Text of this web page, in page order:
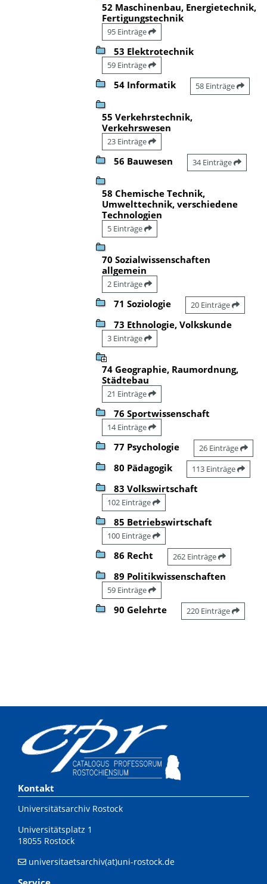
52 Maschinenbau, Energietechnik,
Fertigungstechnik
95 Einträge
53 Elektrotechnik
59 Einträge
54 Informatik 58 Einträge
55 Verkehrstechnik,
Verkehrswesen
23 Einträge
56 Bauwesen 34 Einträge
58 Chemische Technik,
Umwelttechnik, verschiedene
Technologien
5 Einträge
70 Sozialwissenschaften
allgemein
2 Einträge
71 Soziologie 20 Einträge
73 Ethnologie, Volkskunde
3 Einträge
74 Geographie, Raumordnung,
Städtebau
21 Einträge
76 Sportwissenschaft
14 Einträge
77 Psychologie 26 Einträge
80 Pädagogik 113 Einträge
83 Volkswirtschaft
102 Einträge
85 Betriebswirtschaft
100 Einträge
86 Recht 262 Einträge
89 Politikwissenschaften
59 Einträge
90 Gelehrte 220 Einträge
Kontakt
Universitätsarchiv Rostock
Universitätsplatz 1
18055 Rostock
universitaetsarchiv(at)uni-rostock.de